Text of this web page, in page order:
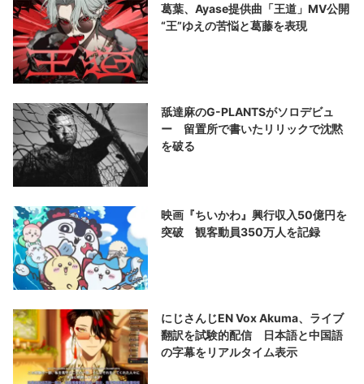
葛葉、Ayase提供曲「王道」MV公開
“王”ゆえの苦悩と葛藤を表現
舐達麻のG-PLANTSがソロデビュ
ー 留置所で書いたリリックで沈黙
を破る
映画『ちいかわ』興行収入50億円を
突破 観客動員350万人を記録
にじさんじEN Vox Akuma、ライブ
翻訳を試験的配信 日本語と中国語
の字幕をリアルタイム表示